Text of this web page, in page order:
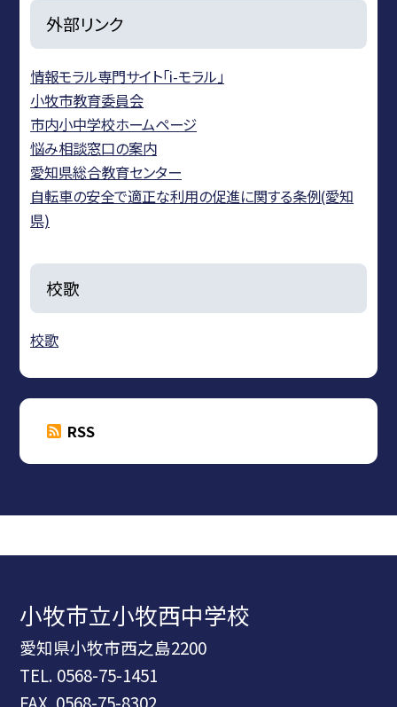
外部リンク
情報モラル専門サイト「i-モラル」
小牧市教育委員会
市内小中学校ホームページ
悩み相談窓口の案内
愛知県総合教育センター
自転車の安全で適正な利用の促進に関する条例(愛知
県)
校歌
校歌
RSS
小牧市立小牧西中学校
愛知県小牧市西之島2200
TEL. 0568-75-1451